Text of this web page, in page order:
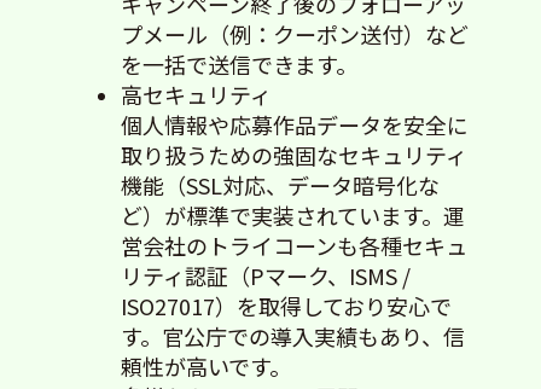
プメール（例：クーポン送付）など
を一括で送信できます。
高セキュリティ
個人情報や応募作品データを安全に
取り扱うための強固なセキュリティ
機能（SSL対応、データ暗号化な
ど）が標準で実装されています。運
営会社のトライコーンも各種セキュ
リティ認証（Pマーク、ISMS /
ISO27017）を取得しており安心で
す。官公庁での導入実績もあり、信
頼性が高いです。